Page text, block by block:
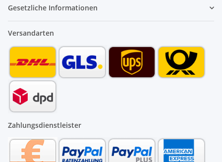
Gesetzliche Informationen
Versandarten
Zahlungsdienstleister